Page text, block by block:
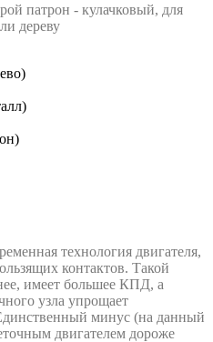
патрон - кулачковый, для
дереву
технология двигателя,
контактов. Такой
имеет большее КПД, а
узла упрощает
минус (на данный
двигателем дороже